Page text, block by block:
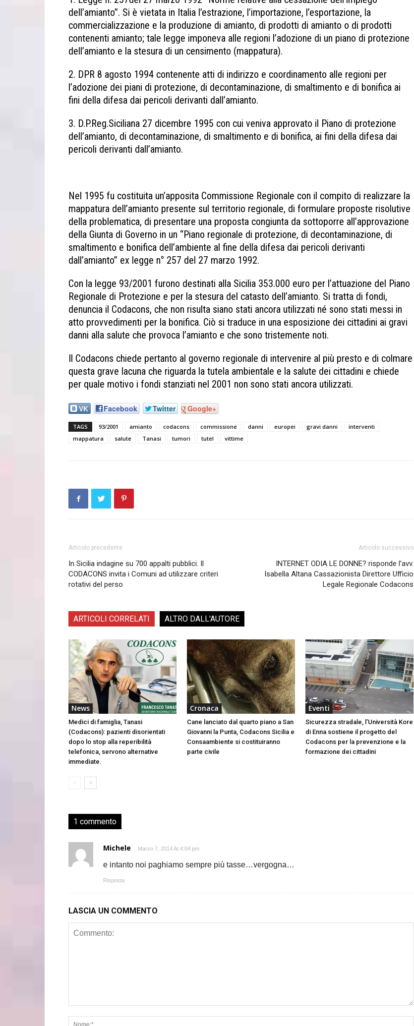
dell’amianto”. Si è vietata in Italia l’estrazione, l’importazione, l’esportazione, la
commercializzazione e la produzione di amianto, di prodotti di amianto o di prodotti
contenenti amianto; tale legge imponeva alle regioni l’adozione di un piano di protezione
dell’amianto e la stesura di un censimento (mappatura).
2. DPR 8 agosto 1994 contenente atti di indirizzo e coordinamento alle regioni per
l’adozione dei piani di protezione, di decontaminazione, di smaltimento e di bonifica ai
fini della difesa dai pericoli derivanti dall’amianto.
3. D.P.Reg.Siciliana 27 dicembre 1995 con cui veniva approvato il Piano di protezione
dell’amianto, di decontaminazione, di smaltimento e di bonifica, ai fini della difesa dai
pericoli derivanti dall’amianto.
Nel 1995 fu costituita un’apposita Commissione Regionale con il compito di realizzare la
mappatura dell’amianto presente sul territorio regionale, di formulare proposte risolutive
della problematica, di presentare una proposta congiunta da sottoporre all’approvazione
della Giunta di Governo in un “Piano regionale di protezione, di decontaminazione, di
smaltimento e bonifica dell’ambiente al fine della difesa dai pericoli derivanti
dall’amianto” ex legge n° 257 del 27 marzo 1992.
Con la legge 93/2001 furono destinati alla Sicilia 353.000 euro per l’attuazione del Piano
Regionale di Protezione e per la stesura del catasto dell’amianto. Si tratta di fondi,
denuncia il Codacons, che non risulta siano stati ancora utilizzati né sono stati messi in
atto provvedimenti per la bonifica. Ciò si traduce in una esposizione dei cittadini ai gravi
danni alla salute che provoca l’amianto e che sono tristemente noti.
Il Codacons chiede pertanto al governo regionale di intervenire al più presto e di colmare
questa grave lacuna che riguarda la tutela ambientale e la salute dei cittadini e chiede
per quale motivo i fondi stanziati nel 2001 non sono stati ancora utilizzati.
VK Facebook Twitter Google+
TAGS 93/2001 amianto codacons commissione danni europei gravi danni
interventi
mappatura
salute Tanasi tumori tutel vittime
Articolo precedente
In Sicilia indagine su 700 appalti pubblici. Il
CODACONS invita i Comuni ad utilizzare criteri
rotativi del perso
Articolo successivo
INTERNET ODIA LE DONNE? risponde l’avv.
Isabella Altana Cassazionista Direttore Ufficio
Legale Regionale Codacons
ARTICOLI CORRELATI ALTRO DALL'AUTORE
News
Medici di famiglia, Tanasi
(Codacons): pazienti disorientati
dopo lo stop alla reperibilità
telefonica, servono alternative
immediate.
Cronaca
Cane lanciato dal quarto piano a San
Giovanni la Punta, Codacons Sicilia e
Consaambiente si costituiranno
parte civile
Eventi
Sicurezza stradale, l’Università Kore
di Enna sostiene il progetto del
Codacons per la prevenzione e la
formazione dei cittadini
1 commento
Michele Marzo 7, 2014 At 4:04 pm
e intanto noi paghiamo sempre più tasse…vergogna…
Risposta
LASCIA UN COMMENTO